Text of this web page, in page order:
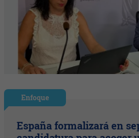
Enfoque
España formalizará en